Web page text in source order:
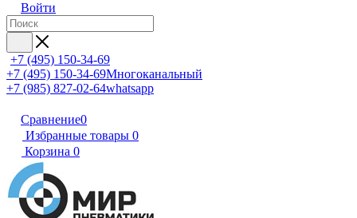
Войти
+7 (495) 150-34-69
+7 (495) 150-34-69Многоканальный
+7 (985) 827-02-64whatsapp
Сравнение0
Избранные товары 0
Корзина 0